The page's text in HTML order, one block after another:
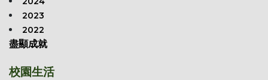
2023
2022
盡顯成就
校園生活